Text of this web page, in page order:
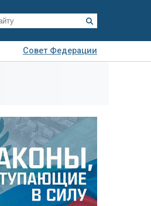
Совет Федерации